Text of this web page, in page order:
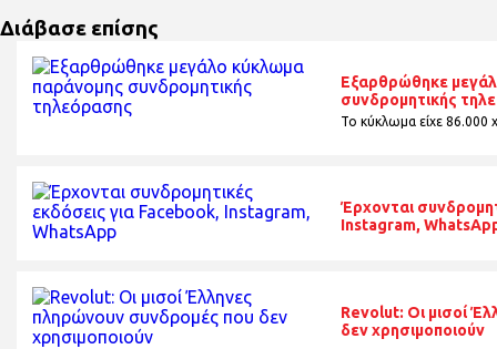
Διάβασε επίσης
Εξαρθρώθηκε
συνδρομητικής
Το κύκλωμα είχε 86.000
Έρχονται
Instagram,
Revolut: Οι μισοί
δεν χρησιμοποιούν